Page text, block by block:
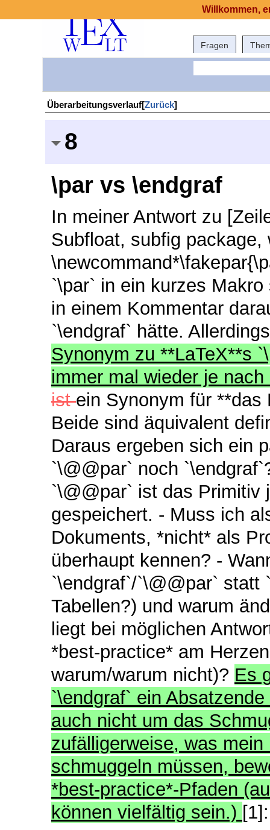
Fragen
Überarbeitungsverlauf[Zurück]
8
\par vs \endgraf
In meiner Antwort zu
Subfloat, subfig
`\par` in ein kurzes
in einem Kommentar
`\endgraf` hätte.
Synonym zu **LaTeX**s
immer mal wieder je
istein Synonym für **das
Beide sind äquivalent
Daraus ergeben sich ein
`\@@par` noch
`\@@par` ist das Primitiv
gespeichert. - Muss ich
Dokuments, *nicht* als
überhaupt kennen? -
`\endgraf`/`\@@par` statt
Tabellen?) und warum
liegt bei möglichen
*best-practice* am
warum/warum nicht)? Es
`\endgraf` ein
auch nicht um das
zufälligerweise, was
schmuggeln müssen,
*best-practice*-Pfaden
können vielfältig sein.)
Willkommen,